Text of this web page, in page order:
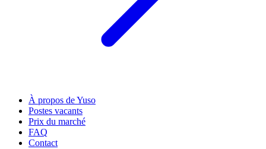
À propos de Yuso
Postes vacants
Prix du marché
FAQ
Contact